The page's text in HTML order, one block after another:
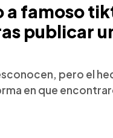
famoso
publicar
pero el
en que